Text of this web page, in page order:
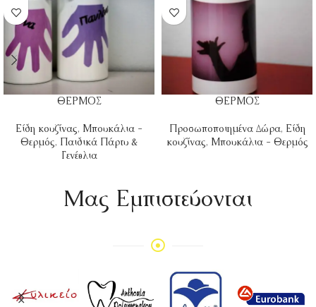
ΘΕΡΜΟΣ
Είδη κουζίνας, Μπουκάλια -
Θερμός, Παιδικά Πάρτυ &
Γενέθλια
ΘΕΡΜΟΣ
Προσωποποιημένα Δώρα, Είδη
κουζίνας, Μπουκάλια - Θερμός
Mας Εμπιστεύονται